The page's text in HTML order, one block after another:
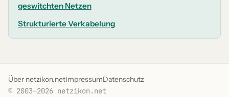
geswitchten Netzen
Strukturierte Verkabelung
Über netzikon.netImpressumDatenschutz
© 2003–2026 netzikon.net